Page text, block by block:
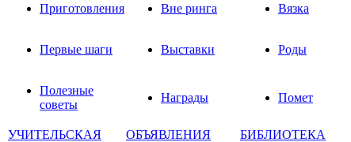
Приготовления Вне ринга Вязка
Первые шаги Выставки Роды
Полезные
советы
Награды Помет
УЧИТЕЛЬСКАЯ ОБЪЯВЛЕНИЯ БИБЛИОТЕКА